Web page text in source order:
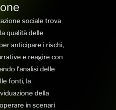
sociale trova
qualità delle
anticipare i rischi,
e reagire con
l'analisi delle
fonti, la
della
in scenari